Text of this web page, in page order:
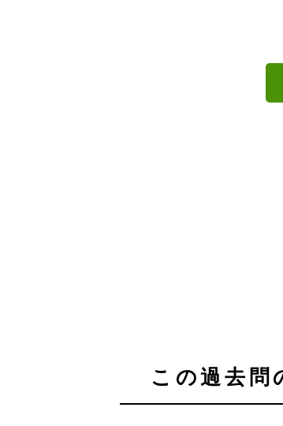
この過去問